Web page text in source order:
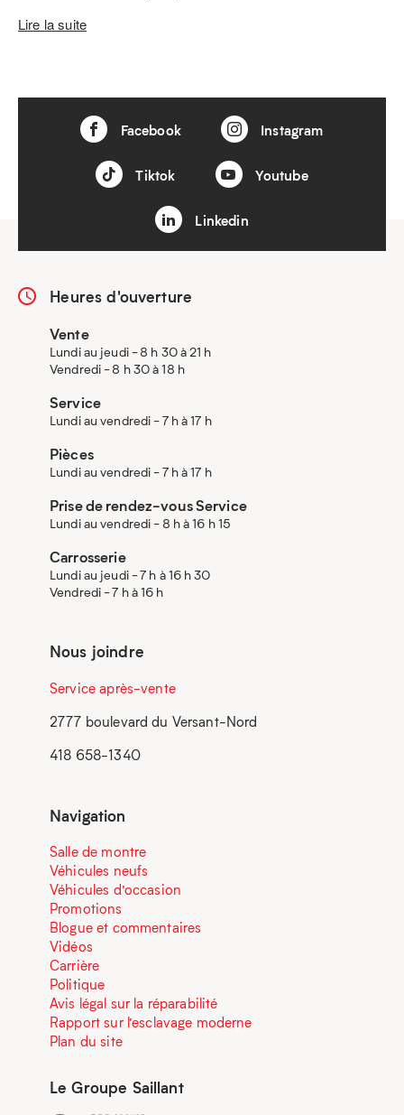
Lire la suite
Facebook Instagram
Tiktok Youtube
Linkedin
Heures d'ouverture
Vente
Lundi au jeudi - 8 h 30 à 21 h
Vendredi - 8 h 30 à 18 h
Service
Lundi au vendredi - 7 h à 17 h
Pièces
Lundi au vendredi - 7 h à 17 h
Prise de rendez-vous Service
Lundi au vendredi - 8 h à 16 h 15
Carrosserie
Lundi au jeudi - 7 h à 16 h 30
Vendredi - 7 h à 16 h
Nous joindre
Service après-vente
2777 boulevard du Versant-Nord
418 658-1340
Navigation
Salle de montre
Véhicules neufs
Véhicules d’occasion
Promotions
Blogue et commentaires
Vidéos
Carrière
Politique
Avis légal sur la réparabilité
Rapport sur l’esclavage moderne
Plan du site
Le Groupe Saillant